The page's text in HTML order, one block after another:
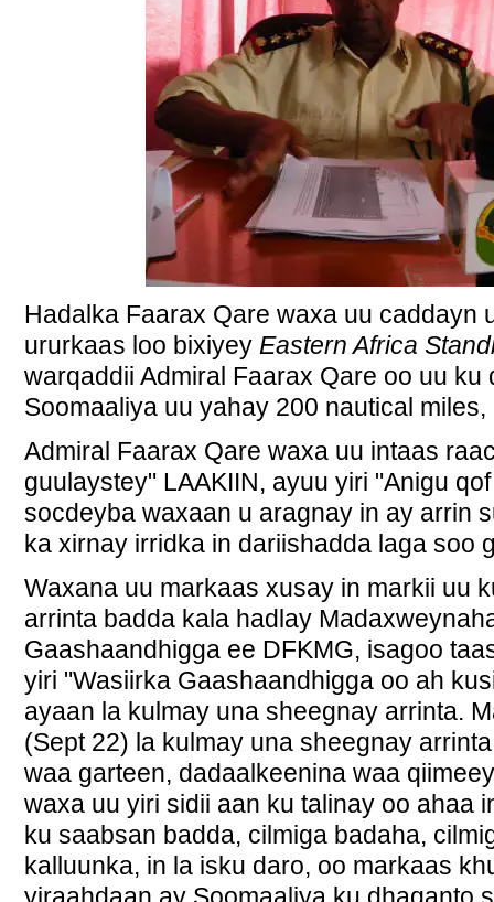
Hadalka Faarax Qare waxa uu caddayn
ururkaas loo bixiyey Eastern Africa
warqaddii Admiral Faarax Qare oo uu
Soomaaliya uu yahay 200 nautical
Admiral Faarax Qare waxa uu intaas
guulaystey" LAAKIIN, ayuu yiri "Anigu
socdeyba waxaan u aragnay in ay arrin
ka xirnay irridka in dariishadda laga soo
Waxana uu markaas xusay in markii uu
arrinta badda kala hadlay
Gaashaandhigga ee DFKMG, isagoo
yiri "Wasiirka Gaashaandhigga oo ah
ayaan la kulmay una sheegnay arrinta.
(Sept 22) la kulmay una sheegnay
waa garteen, dadaalkeenina waa
waxa uu yiri sidii aan ku talinay oo ahaa
ku saabsan badda, cilmiga badaha,
kalluunka, in la isku daro, oo markaas